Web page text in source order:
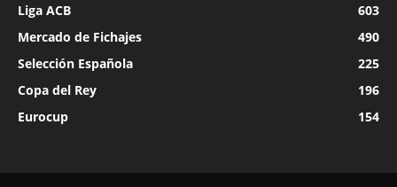
Liga ACB
603
Mercado de Fichajes
490
Selección Española
225
Copa del Rey
196
Eurocup
154